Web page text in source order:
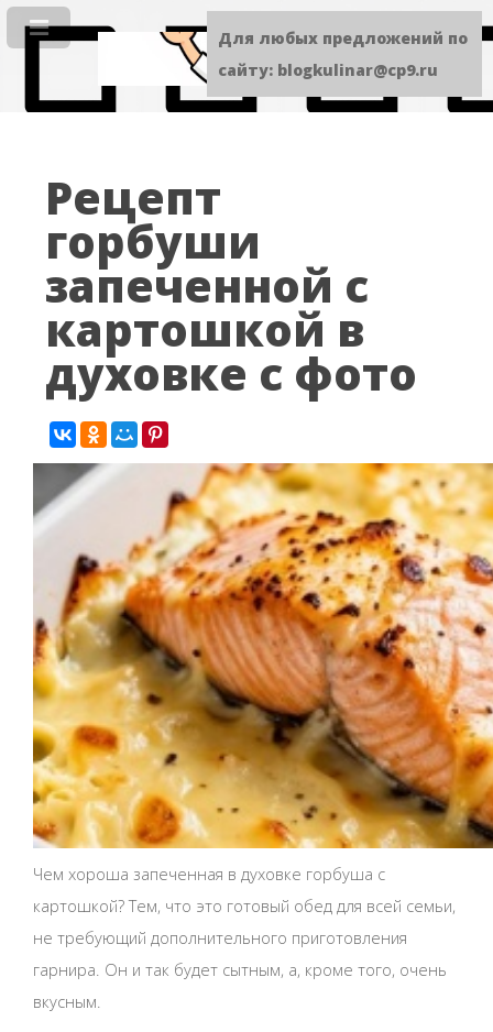
Рецепт
горбуши
запеченной с
картошкой в
духовке с фото
Чем хороша запеченная в духовке горбуша с
картошкой? Тем, что это готовый обед для всей семьи,
не требующий дополнительного приготовления
гарнира. Он и так будет сытным, а, кроме того, очень
вкусным.
Для любых предложений по
сайту: blogkulinar@cp9.ru